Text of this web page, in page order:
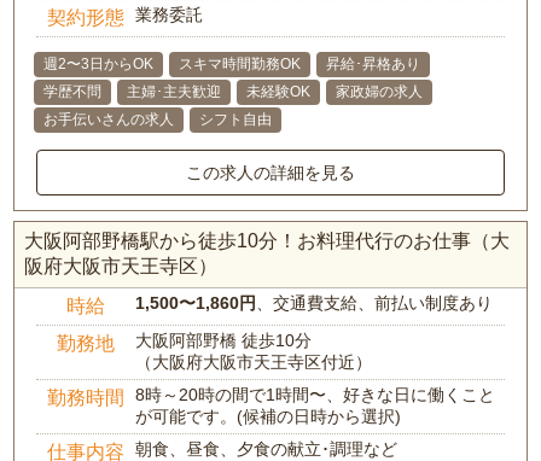
契約形態 業務委託
週2〜3日からOK スキマ時間勤務OK
昇給･昇格あり
学歴不問
主婦･主夫歓迎 未経験OK
家政婦の求人
お手伝いさんの求人
シフト自由
この求人の詳細を見る
大阪阿部野橋駅から徒歩10分！お料理代行のお仕事（大
阪府大阪市天王寺区）
時給 1,500〜1,860円 、交通費支給、前払い制度あり
勤務地
大阪阿部野橋 徒歩10分
（大阪府大阪市天王寺区付近）
勤務時間
8時～20時の間で1時間〜、好きな日に働くこと
が可能です。(候補の日時から選択)
仕事内容 朝食、昼食、夕食の献立･調理など